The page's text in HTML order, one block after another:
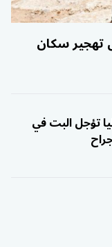
تهجير سكان
تؤجل البت في